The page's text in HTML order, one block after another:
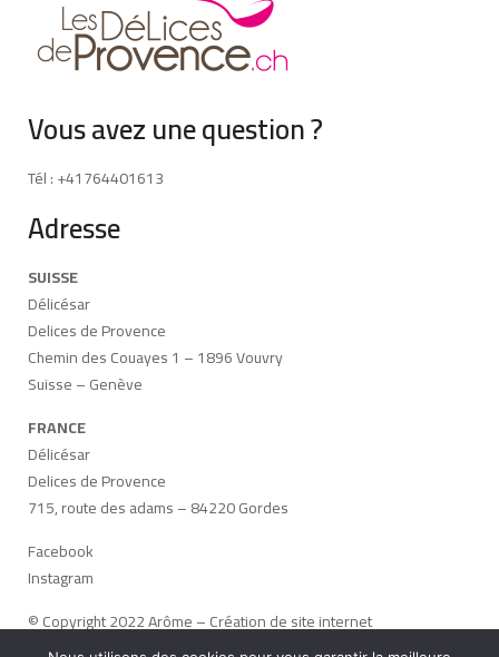
Vous avez une question ?
Tél : +41764401613
Adresse
SUISSE
Délicésar
Delices de Provence
Chemin des Couayes 1 – 1896 Vouvry
Suisse – Genève
FRANCE
Délicésar
Delices de Provence
715, route des adams – 84220 Gordes
Facebook
Instagram
© Copyright 2022 Arôme –Création de site internet
Avignon: Arôme–Mentions légales–CGV